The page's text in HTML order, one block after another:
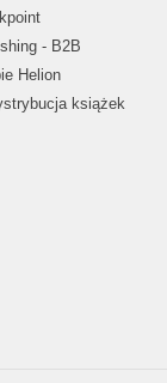
- B2B
Helion
książek